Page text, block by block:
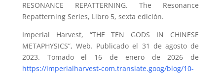
RESONANCE REPATTERNING. The Resonance
Repatterning Series, Libro 5, sexta edición.
Imperial Harvest, “THE TEN GODS IN CHINESE
METAPHYSICS”, Web. Publicado el 31 de agosto de
2023. Tomado el 16 de enero de 2026 de
https://imperialharvest-com.translate.goog/blog/10-